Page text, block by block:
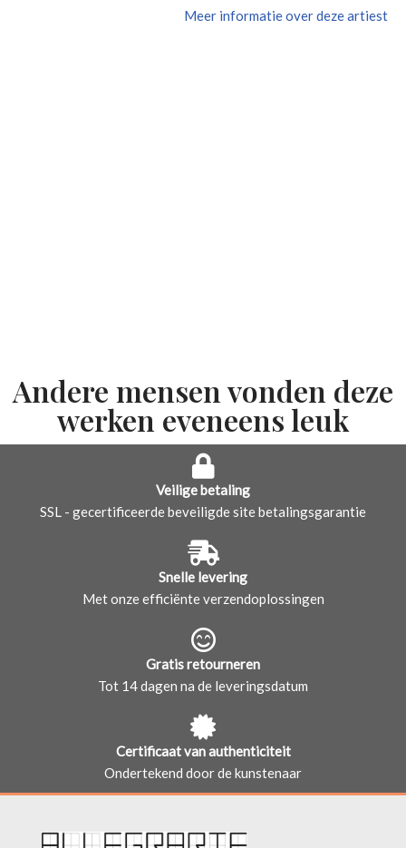
Meer informatie over deze artiest
Andere mensen vonden deze
werken eveneens leuk
Veilige betaling
SSL - gecertificeerde beveiligde site betalingsgarantie
Snelle levering
Met onze efficiënte verzendoplossingen
Gratis retourneren
Tot 14 dagen na de leveringsdatum
Certificaat van authenticiteit
Ondertekend door de kunstenaar